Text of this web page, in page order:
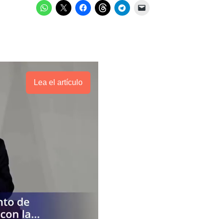
Lea el artículo